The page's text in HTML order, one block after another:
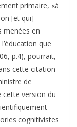
primaire, «à
[et qui]
menées en
que
p.4), pourrait,
cette citation
de
cette version du
cognitivistes